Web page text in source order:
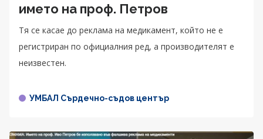
името на проф. Петров
Тя се касае до реклама на медикамент, който не е
регистриран по официалния ред, а производителят е
неизвестен.
УМБАЛ Сърдечно-съдов център